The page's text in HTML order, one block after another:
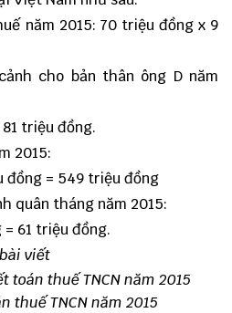
năm 2015: 70 triệu đồng x 9
cho bản thân ông D năm
triệu đồng.
2015:
đồng = 549 triệu đồng
quân tháng năm 2015:
61 triệu đồng.
viết
toán thuế TNCN năm 2015
thuế TNCN năm 2015